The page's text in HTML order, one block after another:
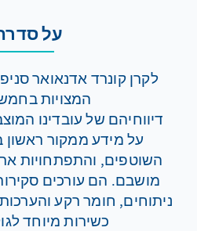
על
לקרן קונרד אדנאואר
המצויות
דיווחיהם של עובדינו
על מידע ממקור ראשון
השוטפים, והתפתחויות
מושבם. הם עורכים
ניתוחים, חומר רקע
כשירות מיוחד